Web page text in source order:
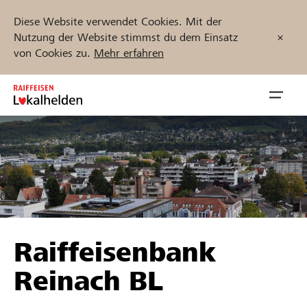
Diese Website verwendet Cookies. Mit der
Nutzung der Website stimmst du dem Einsatz
von Cookies zu. Mehr erfahren
Zum
Inhalt
springen
öffnen
Unterstützen
Hilfe & Support
Projekte und Organisationen finden
Jetzt starten
Raiffeisenbank
Reinach BL